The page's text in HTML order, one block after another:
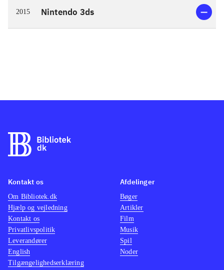
2015 Nintendo 3ds
Kontakt os
Om Bibliotek.dk
Hjælp og vejledning
Kontakt os
Privatlivspolitik
Leverandører
English
Tilgængelighedserklæring
Afdelinger
Bøger
Artikler
Film
Musik
Spil
Noder